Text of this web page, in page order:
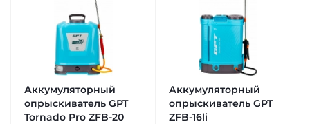
Аккумуляторный
опрыскиватель GPT
Tornado Pro ZFB-20
Аккумуляторный
опрыскиватель GPT
ZFB-16li